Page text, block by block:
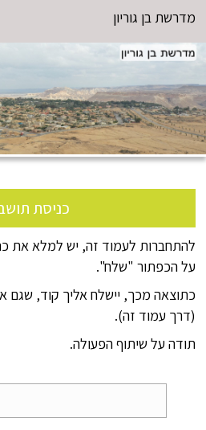
מדרשת בן גוריון
כניסת
להתחברות לעמוד זה, יש למלא את
על הכפתור "שלח".
כתוצאה מכך, יישלח אליך קוד, שגם
(דרך עמוד זה).
תודה על שיתוף הפעולה.